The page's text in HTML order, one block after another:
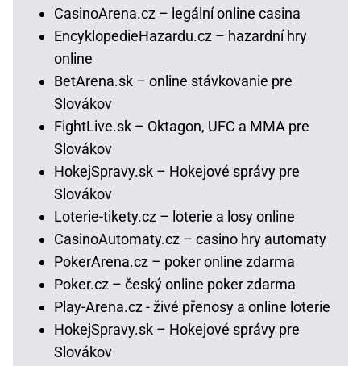
CasinoArena.cz – legální online casina
EncyklopedieHazardu.cz – hazardní hry
online
BetArena.sk – online stávkovanie pre
Slovákov
FightLive.sk – Oktagon, UFC a MMA pre
Slovákov
HokejSpravy.sk – Hokejové správy pre
Slovákov
Loterie-tikety.cz – loterie a losy online
CasinoAutomaty.cz – casino hry automaty
PokerArena.cz – poker online zdarma
Poker.cz – český online poker zdarma
Play-Arena.cz - živé přenosy a online loterie
HokejSpravy.sk – Hokejové správy pre
Slovákov